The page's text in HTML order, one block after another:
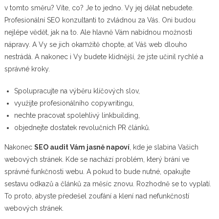
v tomto směru? Víte, co? Je to jedno. Vy jej dělat nebudete.
Profesionální SEO konzultanti to zvládnou za Vás. Oni budou
nejlépe vědět, jak na to. Ale hlavně Vám nabídnou možnosti
nápravy. A Vy se jich okamžitě chopte, ať Váš web dlouho
nestrádá. A nakonec i Vy budete klidnější, že jste učinil rychlé a
správné kroky.
Spolupracujte na výběru klíčových slov,
využijte profesionálního copywritingu,
nechte pracovat spolehlivý linkbuilding,
objednejte dostatek revolučních PR článků.
Nakonec SEO audit Vám jasně napoví, kde je slabina Vašich
webových stránek. Kde se nachází problém, který brání ve
správné funkčnosti webu. A pokud to bude nutné, opakujte
sestavu odkazů a článků za měsíc znovu. Rozhodně se to vyplatí.
To proto, abyste předešel zoufání a klení nad nefunkčností
webových stránek.